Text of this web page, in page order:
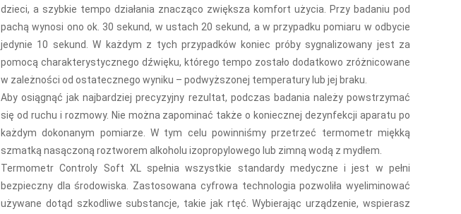
dzieci, a szybkie tempo działania znacząco zwiększa komfort użycia. Przy badaniu pod
pachą wynosi ono ok. 30 sekund, w ustach 20 sekund, a w przypadku pomiaru w odbycie
jedynie 10 sekund. W każdym z tych przypadków koniec próby sygnalizowany jest za
pomocą charakterystycznego dźwięku, którego tempo zostało dodatkowo zróżnicowane
w zależności od ostatecznego wyniku – podwyższonej temperatury lub jej braku.
Aby osiągnąć jak najbardziej precyzyjny rezultat, podczas badania należy powstrzymać
się od ruchu i rozmowy. Nie można zapominać także o koniecznej dezynfekcji aparatu po
każdym dokonanym pomiarze. W tym celu powinniśmy przetrzeć termometr miękką
szmatką nasączoną roztworem alkoholu izopropylowego lub zimną wodą z mydłem.
Termometr Controly Soft XL spełnia wszystkie standardy medyczne i jest w pełni
bezpieczny dla środowiska. Zastosowana cyfrowa technologia pozwoliła wyeliminować
używane dotąd szkodliwe substancje, takie jak rtęć. Wybierając urządzenie, wspierasz